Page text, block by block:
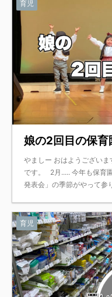
育児
娘の2回目の保育
やましー おはようござい
です。 2月..... 今年も保育
発表会」の季節がやって参
育児